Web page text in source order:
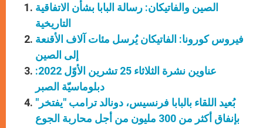
الصين والفاتيكان: رسالة البابا بشأن الاتفاقية
التاريخية
فيروس كورونا: الفاتيكان يُرسل مئات آلاف الأقنعة
إلى الصين
عناوين نشرة الثلاثاء 25 تشرين الأوّل 2022:
دبلوماسيّة الصبر
بُعيد اللقاء بالبابا فرنسيس، دونالد ترامب "يفتخر"
بإنفاق أكثر من 300 مليون من أجل محاربة الجوع